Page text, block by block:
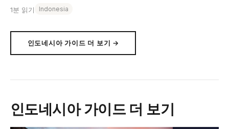
1분 읽기 Indonesia
인도네시아 가이드 더 보기 →
인도네시아 가이드 더 보기